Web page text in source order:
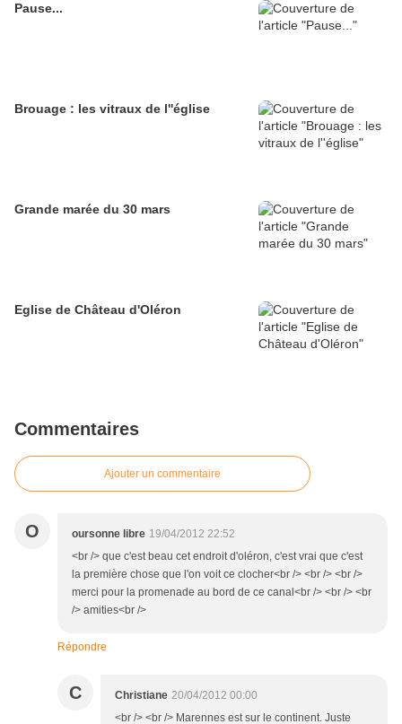
Pause...
Brouage : les vitraux de l''église
Grande marée du 30 mars
Eglise de Château d'Oléron
Commentaires
Ajouter un commentaire
O oursonne libre 19/04/2012 22:52
<br /> que c'est beau cet endroit d'oléron, c'est vrai que c'est
la première chose que l'on voit ce clocher<br /> <br /> <br />
merci pour la promenade au bord de ce canal<br /> <br /> <br
/> amities<br />
Répondre
C Christiane 20/04/2012 00:00
<br /> <br /> Marennes est sur le continent. Juste